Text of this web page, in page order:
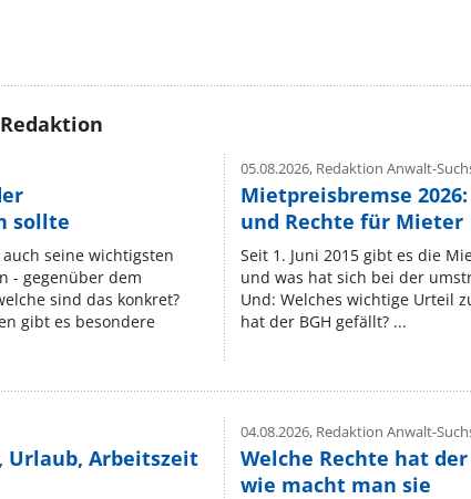
sollte
seine wichtigsten
- gegenüber dem
sind das konkret?
gibt es besondere
05.08.2026,Redaktion Anwalt-
Mietpreisbremse
und Rechte für Mieter
Seit 1. Juni 2015 gibt es die
und was hat sich bei der
Und: Welches wichtige Urteil
hat der BGH gefällt? ...
Urlaub, Arbeitszeit
04.08.2026,Redaktion Anwalt-
Welche Rechte hat
wie macht man sie